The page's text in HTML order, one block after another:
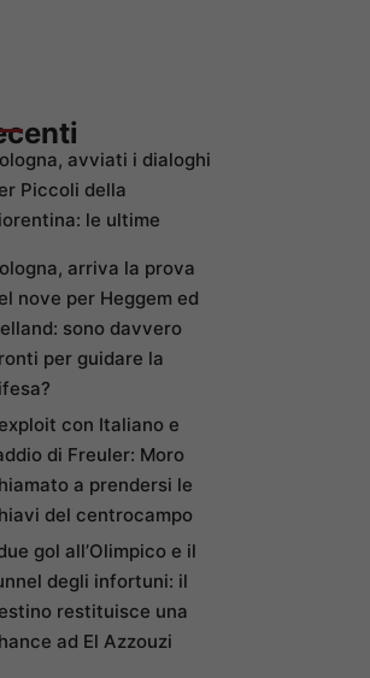
avviati i dialoghi
Piccoli della
le ultime
arriva la prova
nove per Heggem ed
sono davvero
per guidare la
con Italiano e
di Freuler: Moro
a prendersi le
del centrocampo
gol all’Olimpico e il
degli infortuni: il
restituisce una
ad El Azzouzi